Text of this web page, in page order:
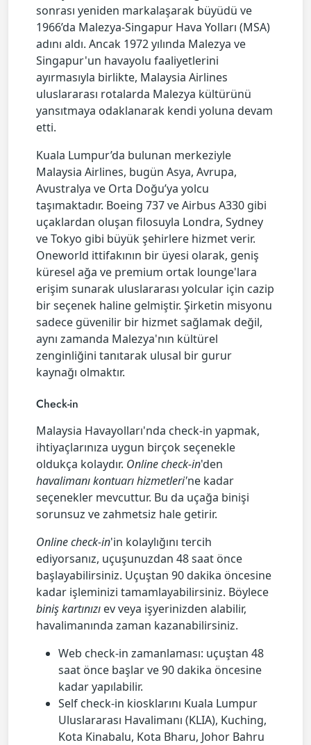
sonrası yeniden markalaşarak büyüdü ve
1966’da Malezya-Singapur Hava Yolları (MSA)
adını aldı. Ancak 1972 yılında Malezya ve
Singapur'un havayolu faaliyetlerini
ayırmasıyla birlikte, Malaysia Airlines
uluslararası rotalarda Malezya kültürünü
yansıtmaya odaklanarak kendi yoluna devam
etti.
Kuala Lumpur’da bulunan merkeziyle
Malaysia Airlines, bugün Asya, Avrupa,
Avustralya ve Orta Doğu’ya yolcu
taşımaktadır. Boeing 737 ve Airbus A330 gibi
uçaklardan oluşan filosuyla Londra, Sydney
ve Tokyo gibi büyük şehirlere hizmet verir.
Oneworld ittifakının bir üyesi olarak, geniş
küresel ağa ve premium ortak lounge'lara
erişim sunarak uluslararası yolcular için cazip
bir seçenek haline gelmiştir. Şirketin misyonu
sadece güvenilir bir hizmet sağlamak değil,
aynı zamanda Malezya'nın kültürel
zenginliğini tanıtarak ulusal bir gurur
kaynağı olmaktır.
Check-in
Malaysia Havayolları'nda check-in yapmak,
ihtiyaçlarınıza uygun birçok seçenekle
oldukça kolaydır. Online check-in'den
havalimanı kontuarı hizmetleri'ne kadar
seçenekler mevcuttur. Bu da uçağa binişi
sorunsuz ve zahmetsiz hale getirir.
Online check-in'in kolaylığını tercih
ediyorsanız, uçuşunuzdan 48 saat önce
başlayabilirsiniz. Uçuştan 90 dakika öncesine
kadar işleminizi tamamlayabilirsiniz. Böylece
biniş kartınızı ev veya işyerinizden alabilir,
havalimanında zaman kazanabilirsiniz.
Web check-in zamanlaması: uçuştan 48
saat önce başlar ve 90 dakika öncesine
kadar yapılabilir.
Self check-in kiosklarını Kuala Lumpur
Uluslararası Havalimanı (KLIA), Kuching,
Kota Kinabalu, Kota Bharu, Johor Bahru